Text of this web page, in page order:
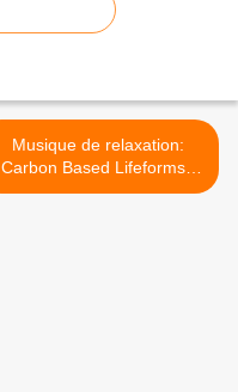
Musique de relaxation:
Carbon Based Lifeforms -
"20 Minutes" >